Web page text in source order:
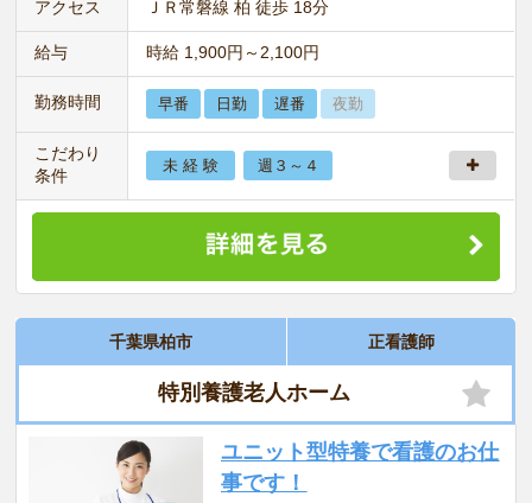
アクセス ＪＲ常磐線 柏 徒歩 18分
給与 時給 1,900円～2,100円
勤務時間 早番 日勤 遅番 夜勤
こだわり
条件
未 経 験 週３～４
千葉県柏市 正看護師
特別養護老人ホーム
ユニット型特養で看護のお仕
事です！